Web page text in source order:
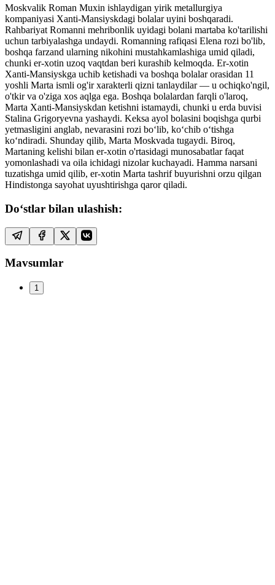
Moskvalik Roman Muxin ishlaydigan yirik metallurgiya
kompaniyasi Xanti-Mansiyskdagi bolalar uyini boshqaradi.
Rahbariyat Romanni mehribonlik uyidagi bolani martaba ko'tarilishi
uchun tarbiyalashga undaydi. Romanning rafiqasi Elena rozi bo'lib,
boshqa farzand ularning nikohini mustahkamlashiga umid qiladi,
chunki er-xotin uzoq vaqtdan beri kurashib kelmoqda. Er-xotin
Xanti-Mansiyskga uchib ketishadi va boshqa bolalar orasidan 11
yoshli Marta ismli og'ir xarakterli qizni tanlaydilar — u ochiqko'ngil,
o'tkir va o'ziga xos aqlga ega. Boshqa bolalardan farqli o'laroq,
Marta Xanti-Mansiyskdan ketishni istamaydi, chunki u erda buvisi
Stalina Grigoryevna yashaydi. Keksa ayol bolasini boqishga qurbi
yetmasligini anglab, nevarasini rozi bo‘lib, ko‘chib o‘tishga
ko‘ndiradi. Shunday qilib, Marta Moskvada tugaydi. Biroq,
Martaning kelishi bilan er-xotin o'rtasidagi munosabatlar faqat
yomonlashadi va oila ichidagi nizolar kuchayadi. Hamma narsani
tuzatishga umid qilib, er-xotin Marta tashrif buyurishni orzu qilgan
Hindistonga sayohat uyushtirishga qaror qiladi.
Do‘stlar bilan ulashish:
Mavsumlar
1